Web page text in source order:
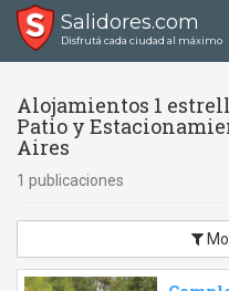
Salidores.com
Disfrutá cada ciudad al máximo
Alojamientos 1
Patio y
Aires
1 publicaciones